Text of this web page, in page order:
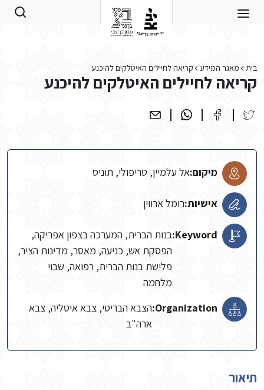
בית מאגר המידע קריאה לחיילים האיטלקים להיכנע
קריאה לחיילים האיטלקים להיכנע
מיקום:אל עלמיין, טריפולי, תוניס
אישיות:רומל ארווין
Keyword: בנות הברית, המערכה בצפון אפריקה,
הפסקת אש, כניעה, מאסר, מדינות הציר,
פלישת בנות הברית, רפואה, שבוי
מלחמה
Organization: הצבא הבריטי, צבא איטליה, צבא
ארה"ב
תיאור